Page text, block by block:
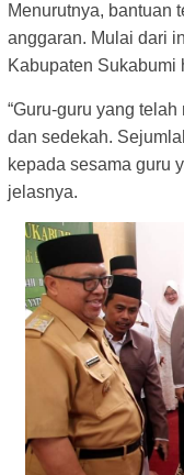
Menurutnya, bantuan
anggaran. Mulai dari
Kabupaten Sukabumi
“Guru-guru yang
dan sedekah.
kepada sesama guru
jelasnya.